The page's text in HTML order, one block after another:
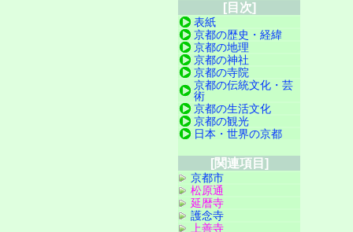
[目次]
表紙
京都の歴史・経緯
京都の地理
京都の神社
京都の寺院
京都の伝統文化・芸
術
京都の生活文化
京都の観光
日本・世界の京都
[関連項目]
京都市
松原通
延暦寺
護念寺
上善寺